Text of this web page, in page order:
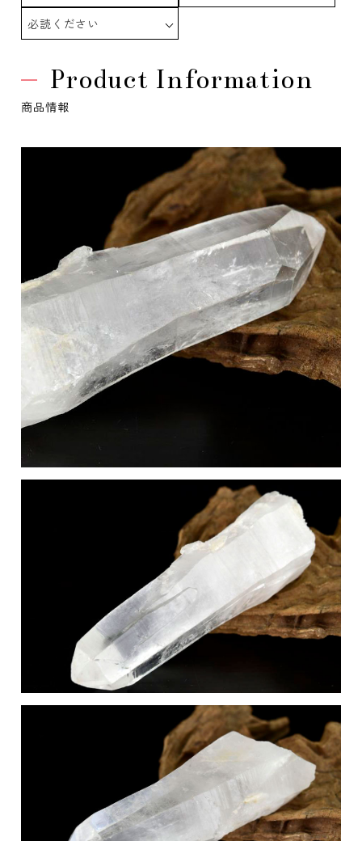
必読ください
Product Information
商品情報